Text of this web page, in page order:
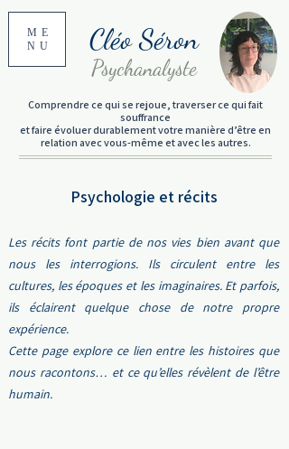
ME
NU
Psychanalyste
Comprendre ce qui se rejoue, traverser ce qui fait
souffrance
et faire évoluer durablement votre manière d’être en
relation avec vous-même et avec les autres.
Cléo Séron
Psychologie et récits
Les récits font partie de nos vies bien avant que
nous les interrogions. Ils circulent entre les
cultures, les époques et les imaginaires. Et parfois,
ils éclairent quelque chose de notre propre
expérience.
Cette page explore ce lien entre les histoires que
nous racontons… et ce qu’elles révèlent de l’être
humain.​